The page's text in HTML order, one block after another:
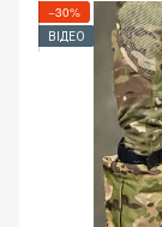
−30%
ВІДЕО